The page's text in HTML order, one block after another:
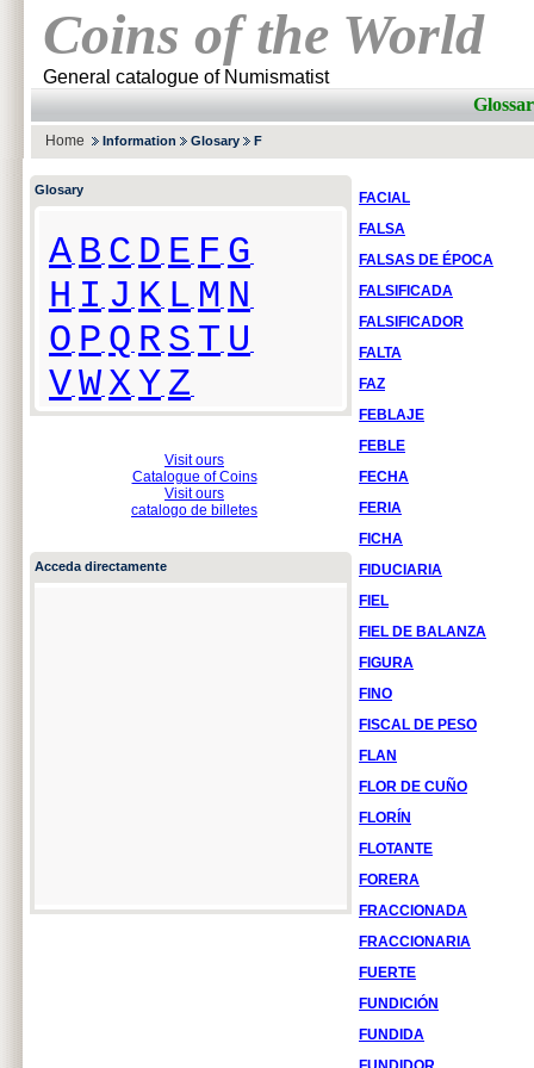
Coins of the World
General catalogue of Numismatist
Home Information Glosary F
Glosary
A B C D E F G
H I J K L M N
O P Q RS T U
VWXYZ
Visit ours
Catalogue of Coins
Visit ours
catalogo de billetes
Acceda directamente
FACIAL
FALSA
FALSAS DE ÉPOCA
FALSIFICADA
FALSIFICADOR
FALTA
FAZ
FEBLAJE
FEBLE
FECHA
FERIA
FICHA
FIDUCIARIA
FIEL
FIEL DE BALANZA
FIGURA
FINO
FISCAL DE PESO
FLAN
FLOR DE CUÑO
FLORÍN
FLOTANTE
FORERA
FRACCIONADA
FRACCIONARIA
FUERTE
FUNDICIÓN
FUNDIDA